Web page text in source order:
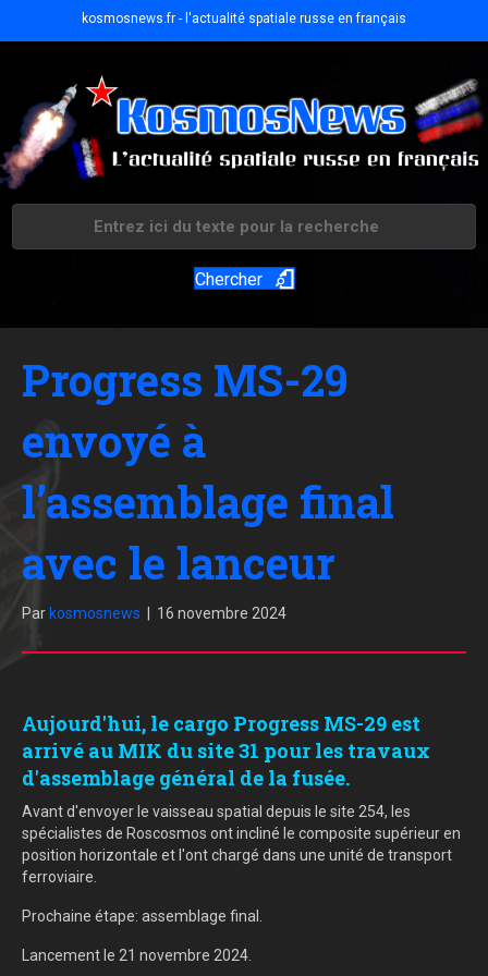
kosmosnews.fr - l'actualité spatiale russe en français
Chercher
Progress MS-29
envoyé à
l’assemblage final
avec le lanceur
Par kosmosnews 16 novembre 2024
Aujourd'hui, le cargo Progress MS-29 est
arrivé au MIK du site 31 pour les travaux
d'assemblage général de la fusée.
Avant d'envoyer le vaisseau spatial depuis le site 254, les
spécialistes de Roscosmos ont incliné le composite supérieur en
position horizontale et l'ont chargé dans une unité de transport
ferroviaire.
Prochaine étape: assemblage final.
Lancement le 21 novembre 2024.